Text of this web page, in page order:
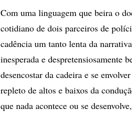
Com uma linguagem que beira o
cotidiano de dois parceiros de
cadência um tanto lenta da
inesperada e despretensiosamente
desencostar da cadeira e se
repleto de altos e baixos da
que nada acontece ou se